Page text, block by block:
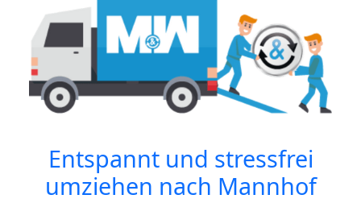
Entspannt und stressfrei
umziehen nach Mannhof